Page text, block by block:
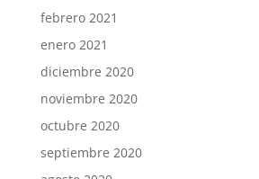
febrero 2021
enero 2021
diciembre 2020
noviembre 2020
octubre 2020
septiembre 2020